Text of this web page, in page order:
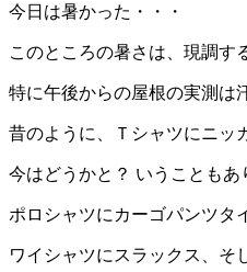
今日は暑かった・・・
このところの暑さは、現調す
特に午後からの屋根の実測は
昔のように、Ｔシャツにニッ
今はどうかと？ いうこともあ
ポロシャツにカーゴパンツタ
ワイシャツにスラックス、そ